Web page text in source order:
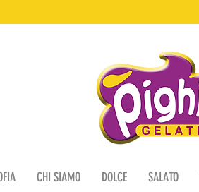
CHI SIAMO DOLCE SALATO